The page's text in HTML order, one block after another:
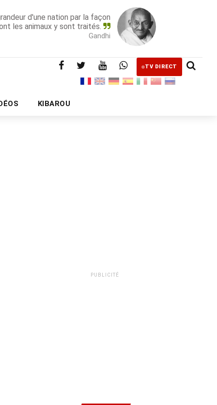
d'une nation par la façon
les animaux y sont traités.
Gandhi
TV DIRECT
KIBAROU
PUBLICITÉ